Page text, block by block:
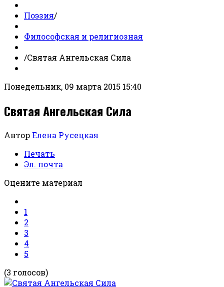
Поэзия/
Философская и религиозная
/Святая Ангельская Сила
Понедельник, 09 марта 2015 15:40
Святая Ангельская Сила
АвторЕлена Русецкая
Печать
Эл. почта
Оцените материал
1
2
3
4
5
(3 голосов)